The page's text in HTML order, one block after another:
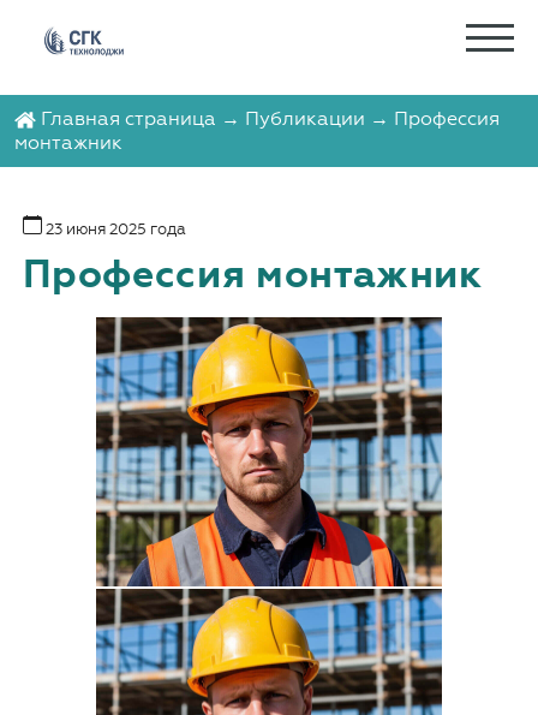
Главная страница → Публикации → Профессия
монтажник
23 июня 2025 года
Профессия монтажник